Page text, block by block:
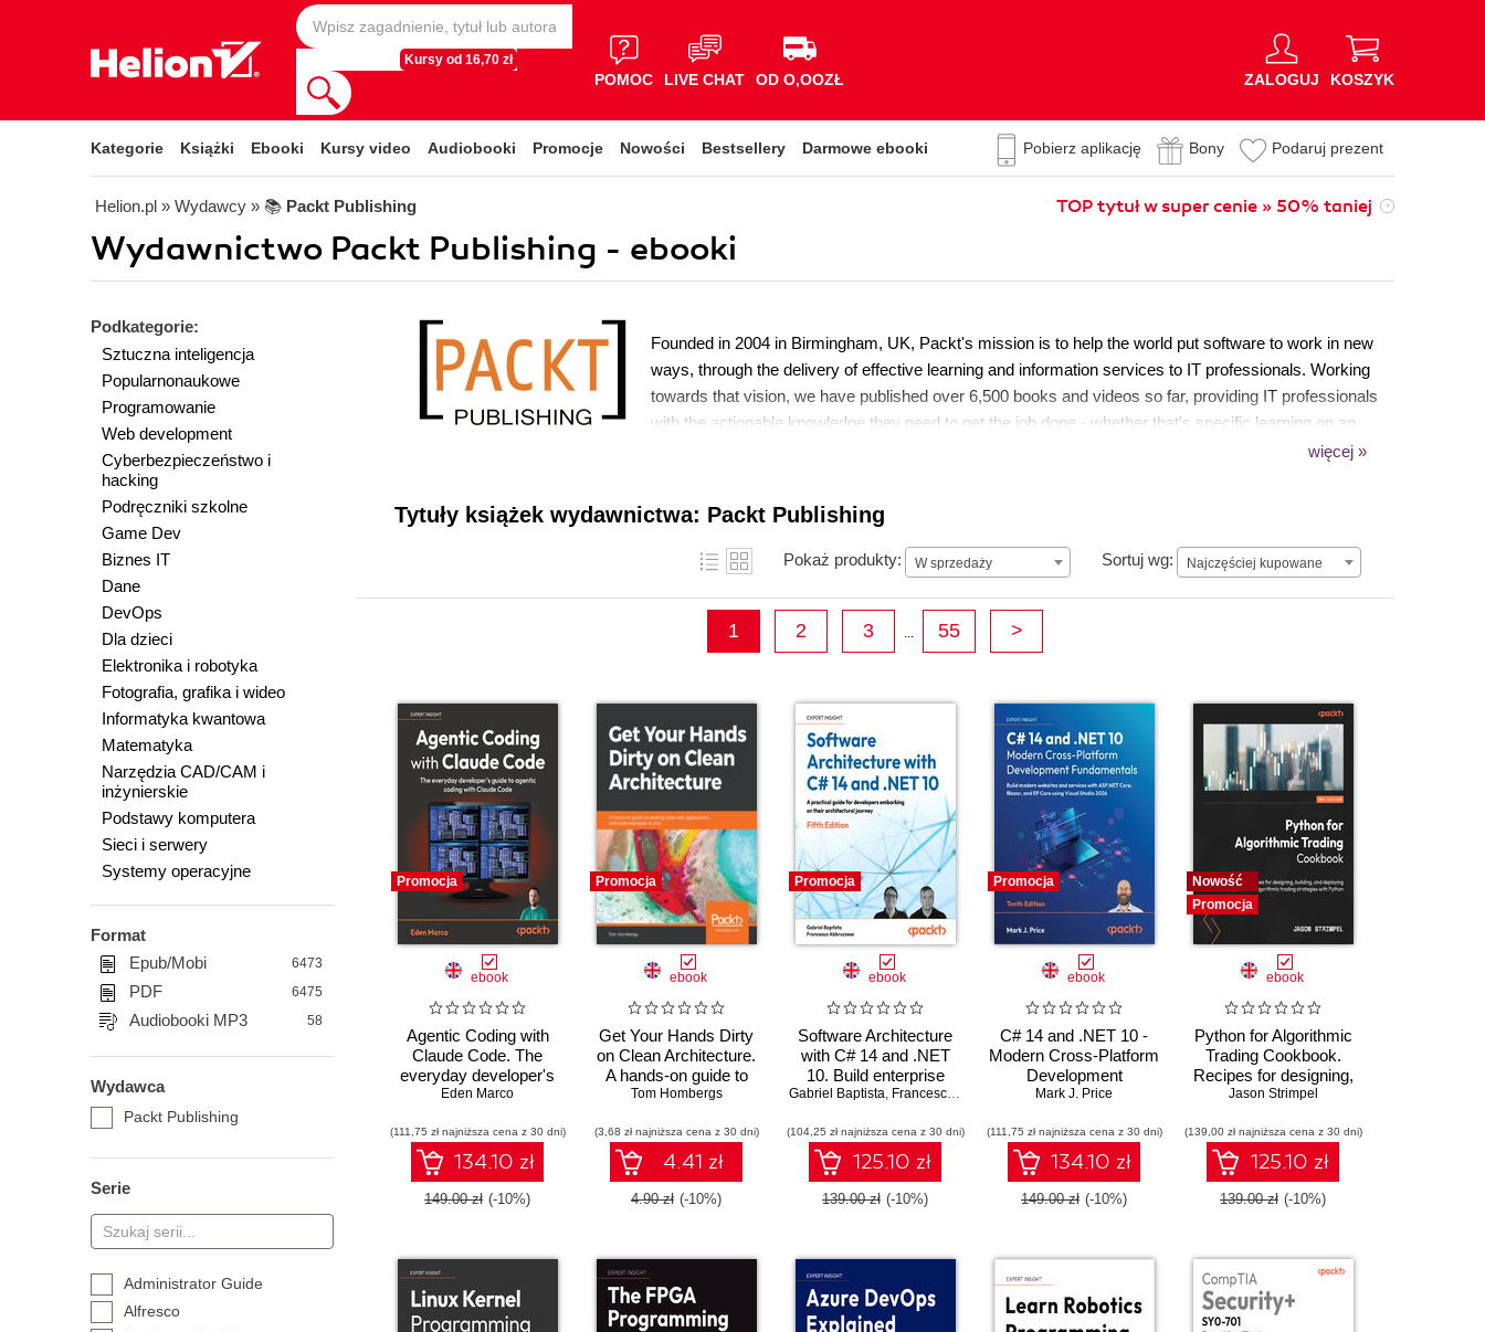
Kursy od 16,70 zł
POMOC LIVE CHAT OD O,OOZŁ ZALOGUJ KOSZYK
Kategorie Książki Ebooki Kursy video Audiobooki Promocje Nowości Bestsellery Darmowe ebooki Pobierz aplikację Bony Podaruj prezent
Helion.pl » Wydawcy » 📚 Packt Publishing TOP tytuł w super cenie » 50% taniej
Wydawnictwo Packt Publishing - ebooki
Podkategorie:
Sztuczna inteligencja
Popularnonaukowe
Programowanie
Web development
Cyberbezpieczeństwo i
hacking
Podręczniki szkolne
Game Dev
Biznes IT
Dane
DevOps
Dla dzieci
Elektronika i robotyka
Fotografia, grafika i wideo
Informatyka kwantowa
Matematyka
Narzędzia CAD/CAM i
inżynierskie
Podstawy komputera
Sieci i serwery
Systemy operacyjne
Format
Epub/Mobi
6473
PDF 6475
Audiobooki MP3 58
Wydawca
Packt Publishing
Serie
Administrator Guide
Alfresco
Founded in 2004 in Birmingham, UK, Packt's mission is to help the world put software to work in new
ways, through the delivery of effective learning and information services to IT professionals. Working
towards that vision, we have published over 6,500 books and videos so far, providing IT professionals
with the actionable knowledge they need to get the job done - whether that's specific learning on an
emerging technology or optimizing key skills in more established tools. As part of our mission, we have
projects become household names along the way.
więcej »
Tytuły książek wydawnictwa: Packt Publishing
Pokaż produkty: W sprzedaży Sortuj wg: Najczęściej kupowane
Najczęściej kupowane
1 2 3 ... 55 >
Promocja
ebook
Agentic Coding with
Claude Code. The
everyday developer's
guide to agentic coding
Eden Marco
(111,75 zł najniższa cena z 30 dni)
134.10 zł
149.00 zł (-10%)
Promocja
ebook
Get Your Hands Dirty
on Clean Architecture.
A hands-on guide to
creating clean web
examples in Java
Tom Hombergs
(3,68 zł najniższa cena z 30 dni)
4.41 zł
4.90 zł (-10%)
Promocja
ebook
Software Architecture
with C# 14 and .NET
10. Build enterprise
applications using
DevSecOps, EF Core,
and design patterns for
Azure - Fifth Edition
Gabriel Baptista, Francesco Abbruzzese
(104,25 zł najniższa cena z 30 dni)
125.10 zł
139.00 zł (-10%)
Promocja
ebook
C# 14 and .NET 10 -
Modern Cross-Platform
Development
Fundamentals. Build
services with ASP.NET
Core, Blazor, and EF
Core using Visual
Studio 2026 - Tenth
Mark J. Price
(111,75 zł najniższa cena z 30 dni)
134.10 zł
149.00 zł (-10%)
Nowość
Promocja
ebook
Python for Algorithmic
Trading Cookbook.
Recipes for designing,
building, and deploying
strategies with Python -
Second Edition
Jason Strimpel
(139,00 zł najniższa cena z 30 dni)
125.10 zł
139.00 zł (-10%)